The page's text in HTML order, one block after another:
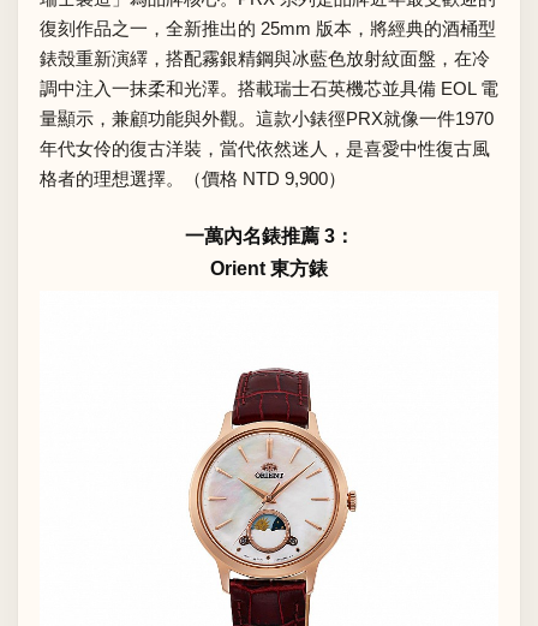
復刻作品之一，全新推出的 25mm 版本，將經典的酒桶型
錶殼重新演繹，搭配霧銀精鋼與冰藍色放射紋面盤，在冷
調中注入一抹柔和光澤。搭載瑞士石英機芯並具備 EOL 電
量顯示，兼顧功能與外觀。這款小錶徑PRX就像一件1970
年代女伶的復古洋裝，當代依然迷人，是喜愛中性復古風
格者的理想選擇。（價格 NTD 9,900）
一萬內名錶推薦 3：
Orient 東方錶